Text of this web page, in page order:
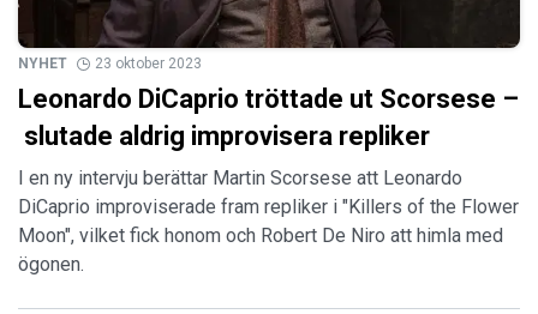
NYHET 23 oktober 2023
Leonardo DiCaprio tröttade ut Scorsese –
slutade aldrig improvisera repliker
I en ny intervju berättar Martin Scorsese att Leonardo
DiCaprio improviserade fram repliker i "Killers of the Flower
Moon", vilket fick honom och Robert De Niro att himla med
ögonen.